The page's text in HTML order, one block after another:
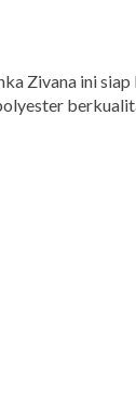
Zivana ini